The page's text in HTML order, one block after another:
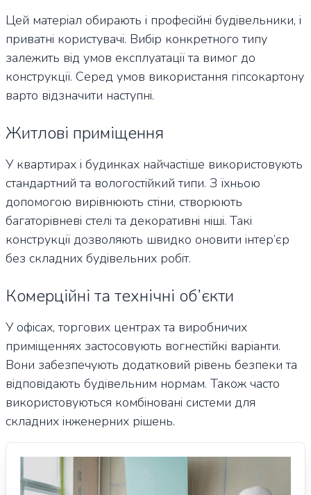
Цей матеріал обирають і професійні будівельники, і
приватні користувачі. Вибір конкретного типу
залежить від умов експлуатації та вимог до
конструкції. Серед умов використання гіпсокартону
варто відзначити наступні.
Житлові приміщення
У квартирах і будинках найчастіше використовують
стандартний та вологостійкий типи. З їхньою
допомогою вирівнюють стіни, створюють
багаторівневі стелі та декоративні ніші. Такі
конструкції дозволяють швидко оновити інтер’єр
без складних будівельних робіт.
Комерційні та технічні об’єкти
У офісах, торгових центрах та виробничих
приміщеннях застосовують вогнестійкі варіанти.
Вони забезпечують додатковий рівень безпеки та
відповідають будівельним нормам. Також часто
використовуються комбіновані системи для
складних інженерних рішень.